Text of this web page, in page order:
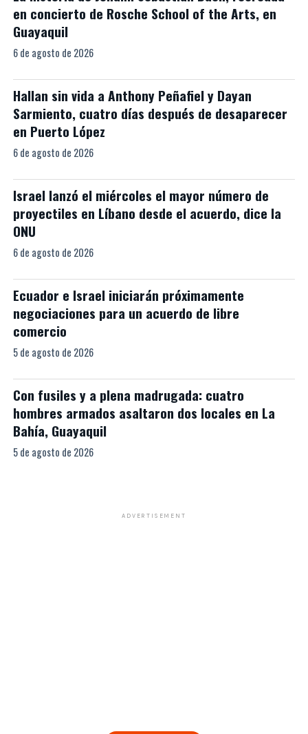
en concierto de Rosche School of the Arts, en
Guayaquil
6 de agosto de 2026
Hallan sin vida a Anthony Peñafiel y Dayan
Sarmiento, cuatro días después de desaparecer
en Puerto López
6 de agosto de 2026
Israel lanzó el miércoles el mayor número de
proyectiles en Líbano desde el acuerdo, dice la
ONU
6 de agosto de 2026
Ecuador e Israel iniciarán próximamente
negociaciones para un acuerdo de libre
comercio
5 de agosto de 2026
Con fusiles y a plena madrugada: cuatro
hombres armados asaltaron dos locales en La
Bahía, Guayaquil
5 de agosto de 2026
ADVERTISEMENT